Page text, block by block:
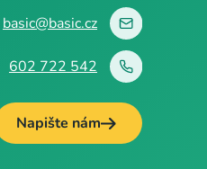
basic@basic.cz
602 722 542
Napište nám